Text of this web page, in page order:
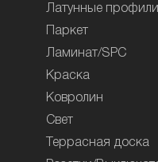
Латунные профили
Паркет
Ламинат/SPC
Краска
Ковролин
Свет
Террасная доска